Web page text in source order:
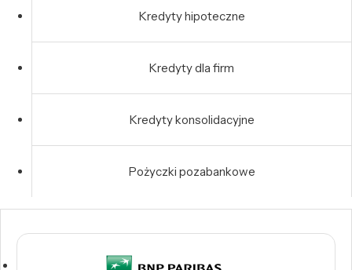
Kredyty hipoteczne
Kredyty dla firm
Kredyty konsolidacyjne
Pożyczki pozabankowe